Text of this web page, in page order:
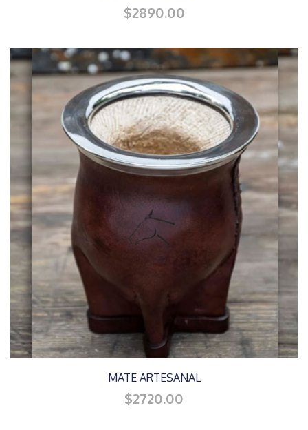
$2890.00
MATE ARTESANAL
$2720.00